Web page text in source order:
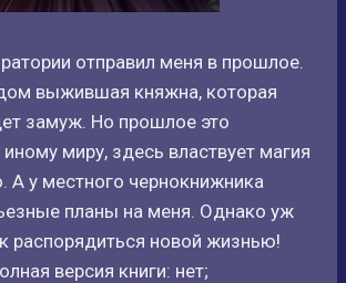
отправил меня в прошлое.
выжившая княжна, которая
замуж. Но прошлое это
миру, здесь властвует магия
А у местного чернокнижника
планы на меня. Однако уж
распорядиться новой жизнью!
версия книги: нет;